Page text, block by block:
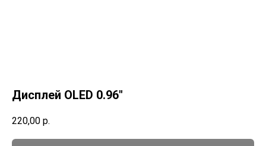
Дисплей OLED 0.96"
220,00 р.